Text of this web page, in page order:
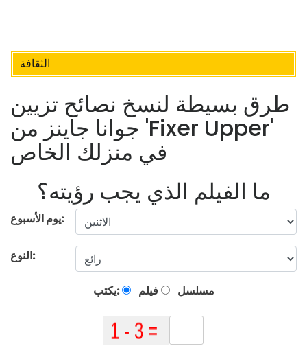
الثقافة
طرق بسيطة لنسخ نصائح تزيين
جوانا جاينز من 'Fixer Upper'
في منزلك الخاص
ما الفيلم الذي يجب رؤيته؟
يوم الأسبوع:
النوع:
يكتب: فيلم مسلسل